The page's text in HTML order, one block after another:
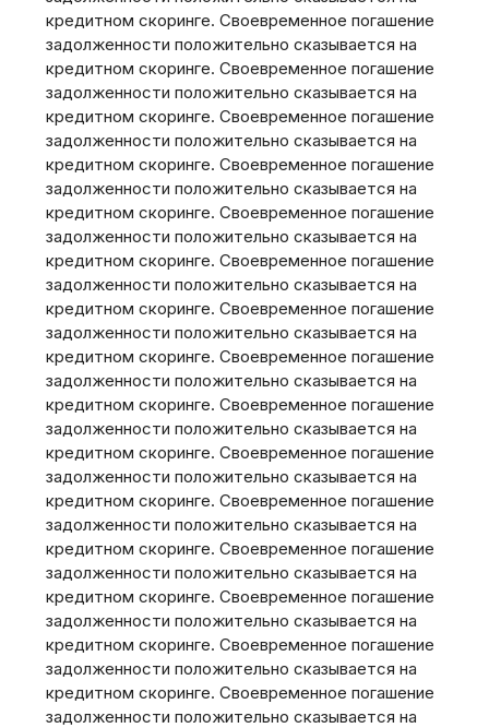
кредитном скоринге. Своевременное погашение
задолженности положительно сказывается на
кредитном скоринге. Своевременное погашение
задолженности положительно сказывается на
кредитном скоринге. Своевременное погашение
задолженности положительно сказывается на
кредитном скоринге. Своевременное погашение
задолженности положительно сказывается на
кредитном скоринге. Своевременное погашение
задолженности положительно сказывается на
кредитном скоринге. Своевременное погашение
задолженности положительно сказывается на
кредитном скоринге. Своевременное погашение
задолженности положительно сказывается на
кредитном скоринге. Своевременное погашение
задолженности положительно сказывается на
кредитном скоринге. Своевременное погашение
задолженности положительно сказывается на
кредитном скоринге. Своевременное погашение
задолженности положительно сказывается на
кредитном скоринге. Своевременное погашение
задолженности положительно сказывается на
кредитном скоринге. Своевременное погашение
задолженности положительно сказывается на
кредитном скоринге. Своевременное погашение
задолженности положительно сказывается на
кредитном скоринге. Своевременное погашение
задолженности положительно сказывается на
кредитном скоринге. Своевременное погашение
задолженности положительно сказывается на